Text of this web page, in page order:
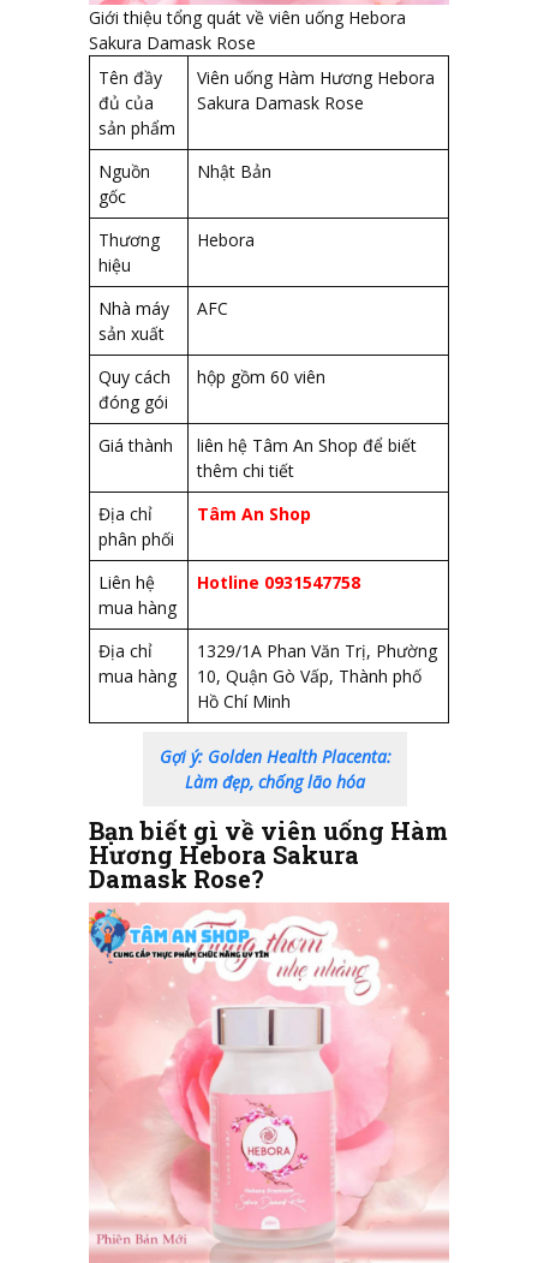
Giới thiệu tổng quát về viên uống Hebora
Sakura Damask Rose
Tên đầy
đủ của
sản phẩm
Viên uống Hàm Hương Hebora
Sakura Damask Rose
Nguồn
gốc
Nhật Bản
Thương
hiệu
Hebora
Nhà máy
sản xuất
AFC
Quy cách
đóng gói
hộp gồm 60 viên
Giá thành
liên hệ Tâm An Shop để biết
thêm chi tiết
Địa chỉ
phân phối
Tâm An Shop
Liên hệ
mua hàng
Hotline 0931547758
Địa chỉ
mua hàng
1329/1A Phan Văn Trị, Phường
10, Quận Gò Vấp, Thành phố
Hồ Chí Minh
Gợi ý: Golden Health Placenta:
Làm đẹp, chống lão hóa
Bạn biết gì về viên uống Hàm
Hương Hebora Sakura
Damask Rose?